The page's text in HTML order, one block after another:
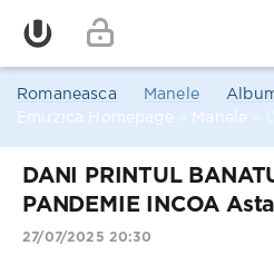
Romaneasca Manele
Emuzica Homepage
Manele
DANI PRINTUL
PANDEMIE INCOA
27/07/2025 20:30